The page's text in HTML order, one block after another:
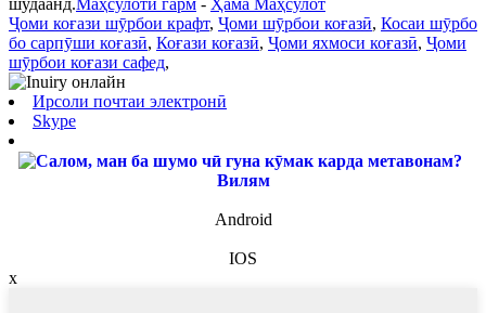
Ҷоми коғази шӯрбои крафт, Ҷоми шӯрбои коғазӣ, Косаи шӯрбо
бо сарпӯши коғазӣ, Коғази коғазӣ, Ҷоми яхмоси коғазӣ, Ҷоми
шӯрбои коғази сафед,
Ирсоли почтаи электронӣ
Skype
Вилям
Android
IOS
x